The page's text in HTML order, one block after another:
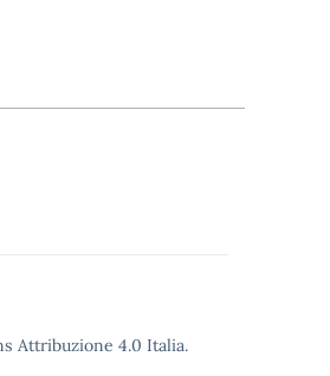
Attribuzione 4.0 Italia.